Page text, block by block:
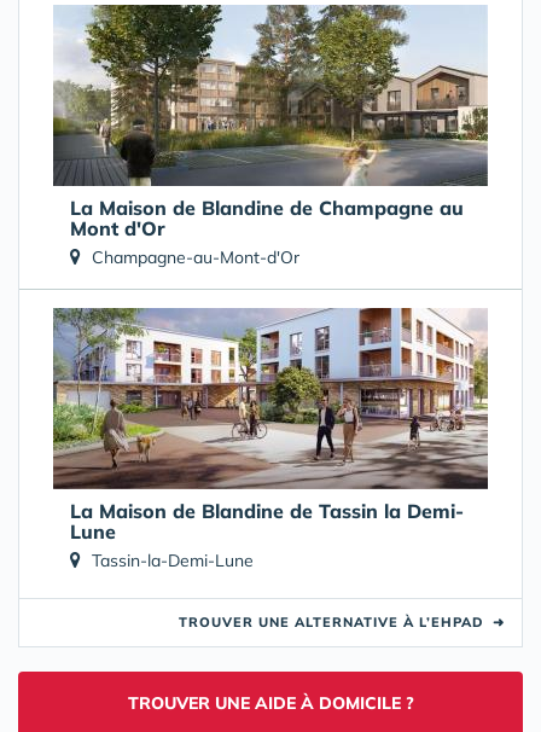
La Maison de Blandine de Champagne au
Mont d'Or
Champagne-au-Mont-d'Or
La Maison de Blandine de Tassin la Demi-
Lune
Tassin-la-Demi-Lune
TROUVER UNE ALTERNATIVE À L’EHPAD ➜
TROUVER UNE AIDE À DOMICILE ?